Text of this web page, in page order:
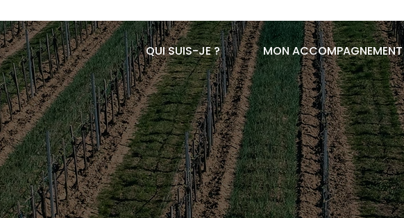
QUI SUIS-JE ? MON ACCOMPAGNEMENT